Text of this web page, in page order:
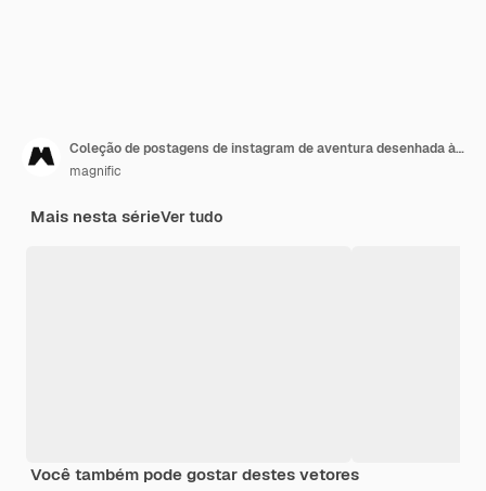
Coleção de postagens de instagram de aventura desenhada à mão
magnific
Mais nesta sérieVer tudo
Você também pode gostar destes vetores